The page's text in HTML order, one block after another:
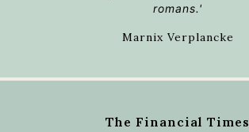
romans.'
Marnix Verplancke
The Financial Times